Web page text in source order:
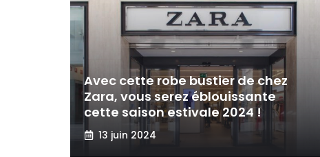
Avec cette robe bustier de chez
Zara, vous serez éblouissante
cette saison estivale 2024 !
13 juin 2024